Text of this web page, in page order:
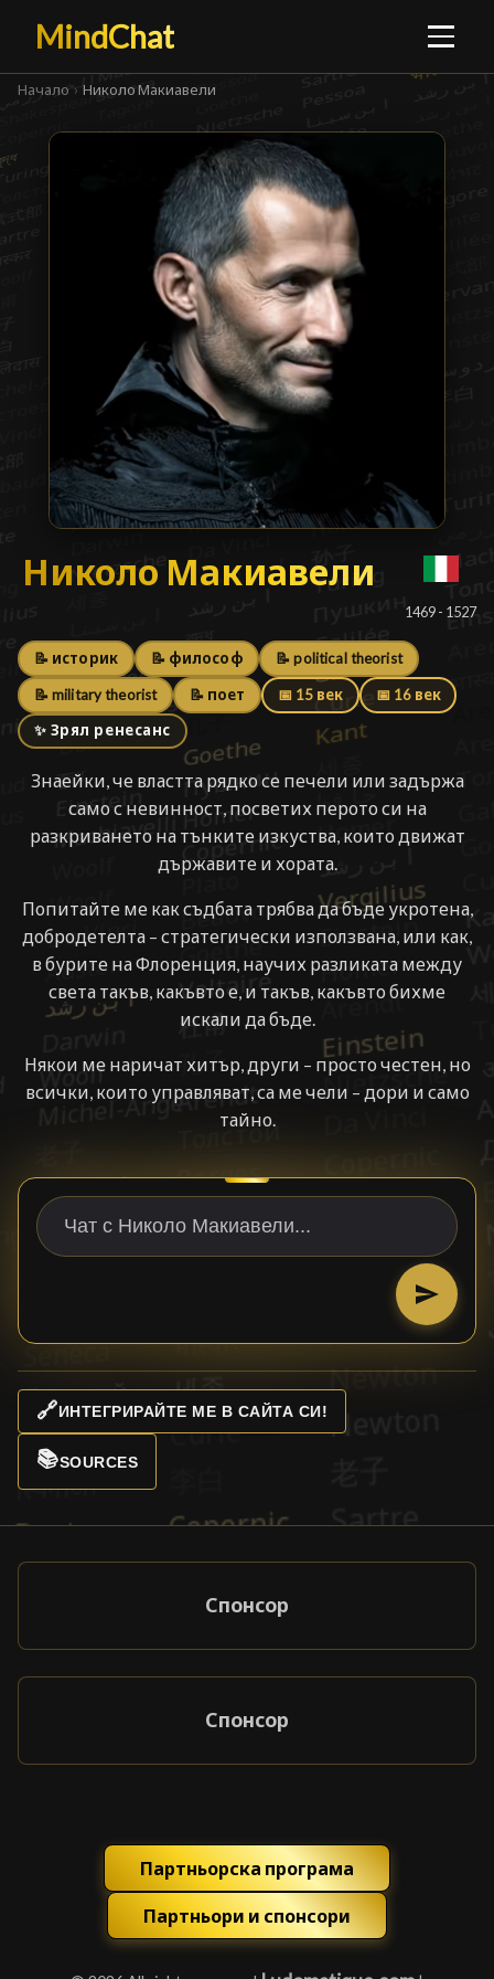
MindChat
Начало › Николо Макиавели
Николо Макиавели
Николо Макиавели
1469 - 1527
📝 историк 📝 философ 📝 political theorist
📝 military theorist 📝 поет 📅 15 век 📅 16 век
✨ Зрял ренесанс
Знаейки, че властта рядко се печели или задържа
само с невинност, посветих перото си на
разкриването на тънките изкуства, които движат
държавите и хората.
Попитайте ме как съдбата трябва да бъде укротена,
добродетелта – стратегически използвана, или как,
в бурите на Флоренция, научих разликата между
света такъв, какъвто е, и такъв, какъвто бихме
искали да бъде.
Някои ме наричат хитър, други – просто честен, но
всички, които управляват, са ме чели – дори и само
тайно.
🔗ИНТЕГРИРАЙТЕ МЕ В САЙТА СИ!
📚SOURCES
Спонсор
Спонсор
Партньорска програма
Партньори и спонсори